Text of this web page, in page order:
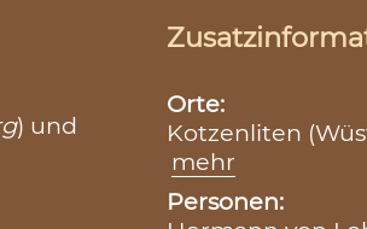
) und
Orte:
Kotzenliten
mehr
Personen: